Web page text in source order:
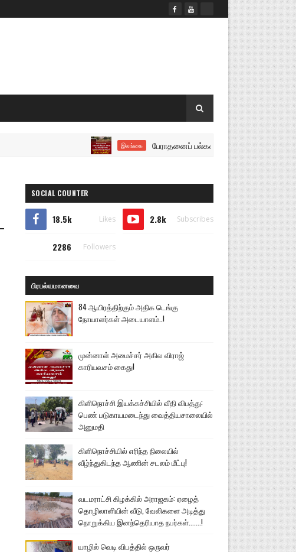
இலங்கை பேராதனைப் பல்கலைக்கழக கல்வி நடவடிக்கைகள்
SOCIAL COUNTER
18.5k Likes 2.8k Subscribes
2286 Followers
பிரபல்யமானவை
84 ஆயிரத்திற்கும் அதிக டெங்கு
நோயாளர்கள் அடையாளம்..!
முன்னாள் அமைச்சர் அகில விராஜ்
காரியவசம் கைது!
கிளிநொச்சி இயக்கச்சியில் வீதி விபத்து:
பெண் படுகாயமடைந்து வைத்தியசாலையில்
அனுமதி
கிளிநொச்சியில் எரிந்த நிலையில்
வீழ்ந்துகிடந்த ஆணின் சடலம் மீட்பு!
வடமராட்சி கிழக்கில் அராஜகம்: ஏழைத்
தொழிலாளியின் வீடு, வேலிகளை அடித்து
நொறுக்கிய இனந்தெரியாத நபர்கள்.......!
யாழில் வெடி விபத்தில் ஒருவர்